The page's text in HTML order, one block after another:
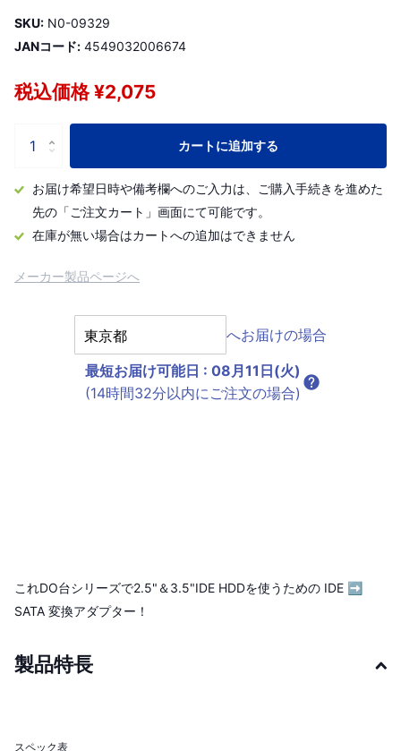
SKU: N0-09329
JANコード: 4549032006674
税込価格 ¥2,075
カートに追加する
お届け希望日時や備考欄へのご入力は、ご購入手続きを進めた
先の「ご注文カート」画面にて可能です。
在庫が無い場合はカートへの追加はできません
メーカー製品ページへ
へお届けの場合
最短お届け可能日 : 08月11日(火)
(14時間32分以内にご注文の場合)
これDO台シリーズで2.5"＆3.5"IDE HDDを使うための IDE ➡
SATA 変換アダプター！
製品特長
スペック表